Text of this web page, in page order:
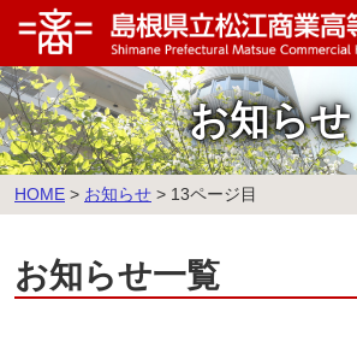
このページの本文へ
お知らせ
こ
の
ー
ジ
HOME > お知らせ > 13ページ目
お知らせ一覧